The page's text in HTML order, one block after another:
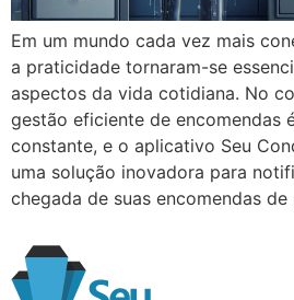
Em um mundo cada vez mais
a praticidade tornaram-se
aspectos da vida cotidiana. No
gestão eficiente de encomendas
constante, e o aplicativo Seu
uma solução inovadora para
chegada de suas encomendas